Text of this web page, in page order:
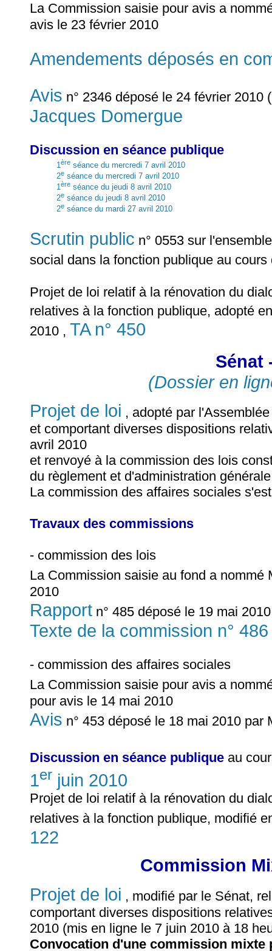
La Commission saisie pour avis a
avis le 23 février 2010
Amendements déposés en
Avis n° 2346 déposé le 24 février
Jacques Domergue
Discussion en séance publique
1ère séance du mercredi 7 avril 2010
2e séance du mercredi 7 avril 2010
1ère séance du jeudi 8 avril 2010
2e séance du jeudi 8 avril 2010
2e séance du mardi 27 avril 2010
Scrutin public n° 0553 sur
social dans la fonction publique au cours
Projet de loi relatif à la rénovation du
relatives à la fonction publique, adopté
2010 , TA n° 450
Sénat
(Dossier en
Projet de loi , adopté par
et comportant diverses dispositions
avril 2010
et renvoyé à la commission des lois
du règlement et d'administration générale
La commission des affaires sociales
Travaux des commissions
- commission des lois
La Commission saisie au fond a nommé
2010
Rapport n° 485 déposé le 19 mai
Texte de la commission n°
- commission des affaires sociales
La Commission saisie pour avis a
pour avis le 14 mai 2010
Avis n° 453 déposé le 18 mai 2010 par
Discussion en séance publique au
1er juin 2010
Projet de loi relatif à la rénovation du
relatives à la fonction publique, modifié
122
Commission
Projet de loi , modifié par le Sénat,
comportant diverses dispositions
2010 (mis en ligne le 7 juin 2010 à 18
Convocation d'une commission mixte